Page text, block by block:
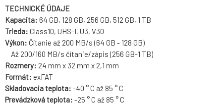
TECHNICKÉ ÚDAJE
Kapacita: 64 GB, 128 GB, 256 GB, 512 GB, 1 TB
Trieda: Class10, UHS-I, U3, V30
Výkon: Čítanie až 200 MB/s (64 GB - 128 GB)
Až 200/160 MB/s čítanie/zápis (256 GB-1 TB)
Rozmery: 24 mm x 32 mm x 2,1 mm
Formát: exFAT
Skladovacia teplota: -40 ° C až 85 ° C
Prevádzková teplota: -25 ° C až 85 ° C